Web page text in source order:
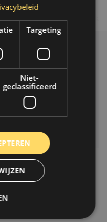
Op werkdagen voor 14.00 uur
Targeting
Niet-
geclassificeerd